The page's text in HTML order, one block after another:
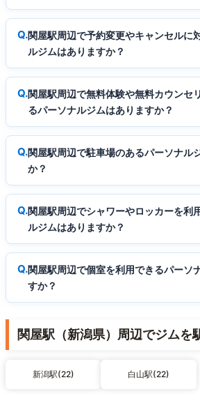
関屋駅周辺で予約変更やキャンセルに
ルジムはありますか？
関屋駅周辺で無料体験や無料カウンセ
るパーソナルジムはありますか？
関屋駅周辺で駐車場のあるパーソナル
か？
関屋駅周辺でシャワーやロッカーを利
ルジムはありますか？
関屋駅周辺で個室を利用できるパーソ
すか？
関屋駅（新潟県）周辺でジムを
新潟駅(22) 白山駅(22)